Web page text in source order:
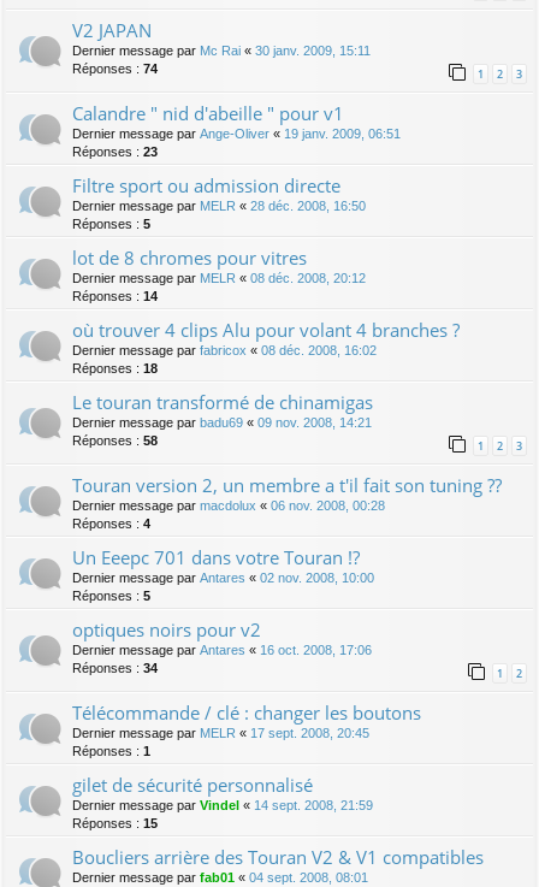
V2 JAPAN
Dernier message par Mc Rai « 30 janv. 2009, 15:11
Réponses : 74 1 2 3
Calandre " nid d'abeille " pour v1
Dernier message par Ange-Oliver « 19 janv. 2009, 06:51
Réponses : 23
Filtre sport ou admission directe
Dernier message par MELR « 28 déc. 2008, 16:50
Réponses : 5
lot de 8 chromes pour vitres
Dernier message par MELR « 08 déc. 2008, 20:12
Réponses : 14
où trouver 4 clips Alu pour volant 4 branches ?
Dernier message par fabricox « 08 déc. 2008, 16:02
Réponses : 18
Le touran transformé de chinamigas
Dernier message par badu69 « 09 nov. 2008, 14:21
Réponses : 58 1 2 3
Touran version 2, un membre a t'il fait son tuning ??
Dernier message par macdolux « 06 nov. 2008, 00:28
Réponses : 4
Un Eeepc 701 dans votre Touran !?
Dernier message par Antares « 02 nov. 2008, 10:00
Réponses : 5
optiques noirs pour v2
Dernier message par Antares « 16 oct. 2008, 17:06
Réponses : 34 1 2
Télécommande / clé : changer les boutons
Dernier message par MELR « 17 sept. 2008, 20:45
Réponses : 1
gilet de sécurité personnalisé
Dernier message par Vindel « 14 sept. 2008, 21:59
Réponses : 15
Boucliers arrière des Touran V2 & V1 compatibles
Dernier message par fab01 « 04 sept. 2008, 08:01